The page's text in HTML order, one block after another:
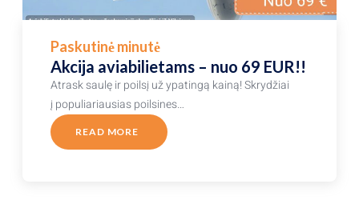
Paskutinė minutė
Akcija aviabilietams – nuo 69 EUR!!
Atrask saulę ir poilsį už ypatingą kainą! Skrydžiai
į populiariausias poilsines…
READ MORE
ABOUT